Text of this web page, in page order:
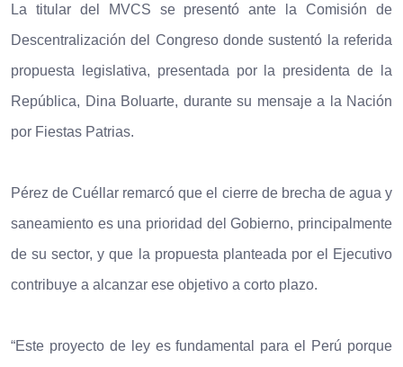
La titular del MVCS se presentó ante la Comisión de
Descentralización del Congreso donde sustentó la referida
propuesta legislativa, presentada por la presidenta de la
República, Dina Boluarte, durante su mensaje a la Nación
por Fiestas Patrias.
Pérez de Cuéllar remarcó que el cierre de brecha de agua y
saneamiento es una prioridad del Gobierno, principalmente
de su sector, y que la propuesta planteada por el Ejecutivo
contribuye a alcanzar ese objetivo a corto plazo.
“Este proyecto de ley es fundamental para el Perú porque